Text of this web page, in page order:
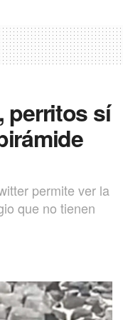
de sitio
para
del
de
perritos sí
permite ver la
que no tienen